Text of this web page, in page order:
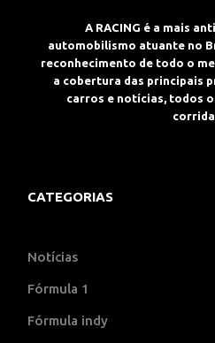
A RACING é a mais
automobilismo atuante no
reconhecimento de todo o
a cobertura das principais
carros e notícias, todos
CATEGORIAS
Notícias
Fórmula 1
Fórmula indy